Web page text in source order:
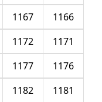
1166
1167
1171
1172
1176
1177
1181
1182